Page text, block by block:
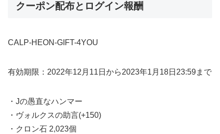
クーポン配布とログイン報酬
CALP-HEON-GIFT-4YOU
有効期限：2022年12月11日から2023年1月18日23:59まで
・Jの愚直なハンマー
・ヴォルクスの助言(+150)
・クロン石 2,023個